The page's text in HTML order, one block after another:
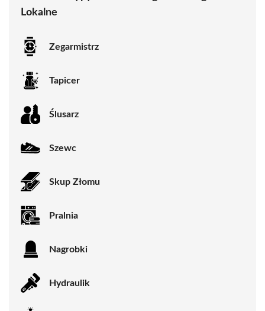
Lokalne
Zegarmistrz
Tapicer
Ślusarz
Szewc
Skup Złomu
Pralnia
Nagrobki
Hydraulik